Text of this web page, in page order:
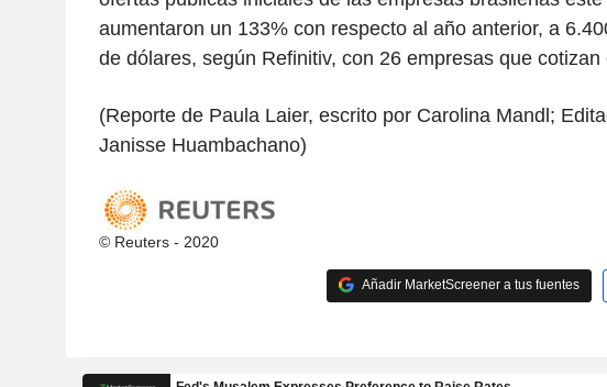
aumentaron un 133% con respecto al año anterior, a
de dólares, según Refinitiv, con 26 empresas que cotizan
(Reporte de Paula Laier, escrito por Carolina Mandl;
Janisse Huambachano)
© Reuters - 2020
Añadir MarketScreener a tus fuentes